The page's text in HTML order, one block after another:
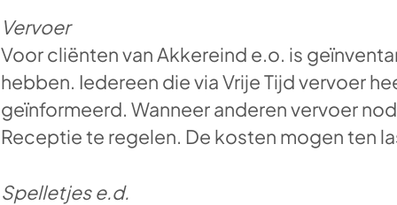
Vervoer
Voor cliënten van Akkereind e.o. is
hebben. Iedereen die via Vrije Tijd vervoer
geïnformeerd. Wanneer anderen vervoer
Receptie te regelen. De kosten mogen ten
Spelletjes e.d.